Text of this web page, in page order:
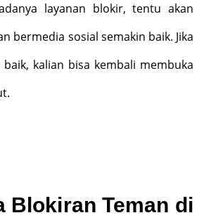
layanan blokir, tentu akan
bermedia sosial semakin baik. Jika
kalian bisa kembali membuka
Blokiran Teman di